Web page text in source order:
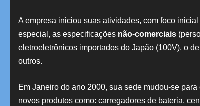
A empresa iniciou suas atividades, com foco inicial
especial, as especificações não-comerciais
eletroeletrônicos importados do Japão (100V), o
outros.
Em Janeiro do ano 2000, sua sede mudou-se
novos produtos como: carregadores de bateria,